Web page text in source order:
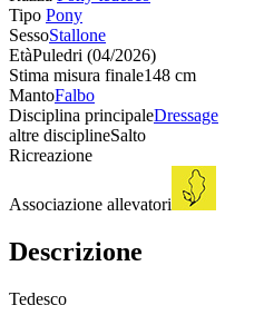
Tipo Pony
SessoStallone
EtàPuledri (04/2026)
Stima misura finale148 cm
MantoFalbo
Disciplina principaleDressage
altre disciplineSalto
Ricreazione
Associazione allevatori
Descrizione
Tedesco